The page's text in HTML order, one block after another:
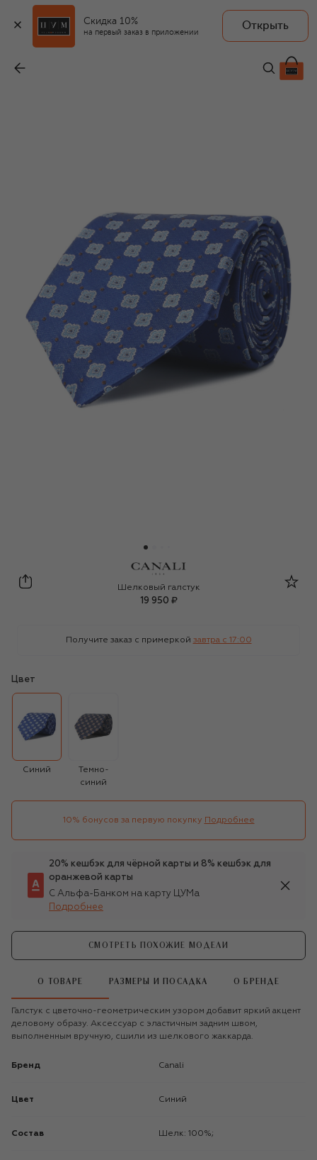
Скидка 10%
на первый заказ в приложении
Открыть
19 950 ₽
Canali
Шелковый галстук
19 950 ₽
Получите заказ с примеркой завтра c 17:00
Цвет
Синий
Темно-
синий
10% бонусов за первую покупку Подробнее
20% кешбэк для чёрной карты и 8% кешбэк для
оранжевой карты
С Альфа-Банком на карту ЦУМа
Подробнее
СМОТРЕТЬ ПОХОЖИЕ МОДЕЛИ
О ТОВАРЕ РАЗМЕРЫ И ПОСАДКА О БРЕНДЕ
Галстук с цветочно-геометрическим узором добавит яркий акцент
деловому образу. Аксессуар с эластичным задним швом,
выполненным вручную, сшили из шелкового жаккарда.
Бренд Canali
Цвет Синий
Состав Шелк: 100%;